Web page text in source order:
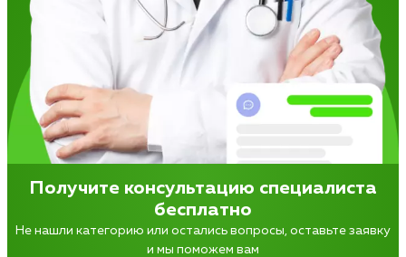
Получите консультацию специалиста
бесплатно
Не нашли категорию или остались вопросы, оставьте заявку
и мы поможем вам